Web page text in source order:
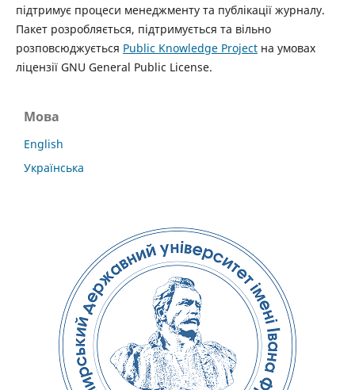
підтримує процеси менеджменту та публікації журналу.
Пакет розробляється, підтримується та вільно
розповсюджується Public Knowledge Projectна умовах
ліцензії GNU General Public License.
Мова
English
Українська